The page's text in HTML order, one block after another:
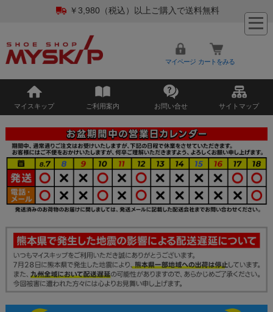
￥3,980（税込）以上ご購入で送料無料
マイページ カートをみる
マイスキップ ご利用案内 お問い合せ サイトマップ